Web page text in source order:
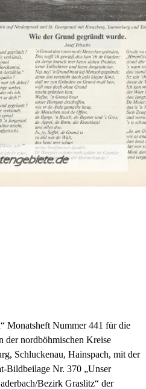
Monatsheft Nummer 441 für die
der nordböhmischen Kreise
Schluckenau, Hainspach, mit der
Bildbeilage Nr. 370 „Unser
Bezirk Graslitz“ der